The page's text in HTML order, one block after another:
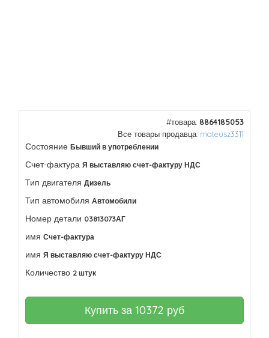
#товара: 8864185053
Все товары продавца: mateusz3311
Состояние Бывший в употреблении
Счет-фактура Я выставляю счет-фактуру НДС
Тип двигателя Дизель
Тип автомобиля Автомобили
Номер детали 03813073АГ
имя Счет-фактура
имя Я выставляю счет-фактуру НДС
Количество 2 штук
Купить за 10372 руб